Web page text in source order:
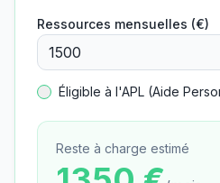
Ressources mensuelles (€)
Éligible à l'APL (Aide
Reste à charge estimé